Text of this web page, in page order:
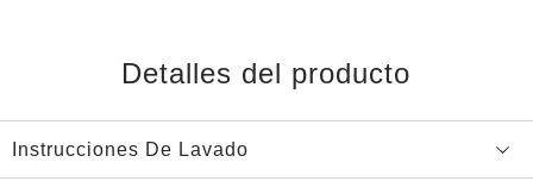
Detalles del producto
Instrucciones De Lavado